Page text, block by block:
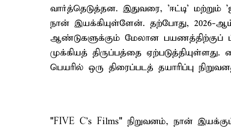
வார்த்தெடுத்தன. இதுவரை, 'ஈட்டி'
நான் இயக்கியுள்ளேன். தற்போது, ​​2026-
ஆண்டுகளுக்கும் மேலான பயணத்திற்குப்
முக்கியத் திருப்பத்தை
பெயரில் ஒரு திரைப்படத் தயாரிப்பு
"FIVE C's Films" நிறுவனம், நான்